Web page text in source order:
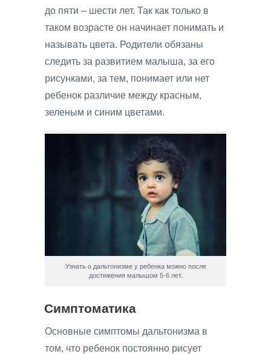
до пяти – шести лет. Так как только в
таком возрасте он начинает понимать и
называть цвета. Родители обязаны
следить за развитием малыша, за его
рисунками, за тем, понимает или нет
ребенок различие между красным,
зеленым и синим цветами.
Узнать о дальтонизме у ребенка можно после
достижения малышом 5-6 лет.
Симптоматика
Основные симптомы дальтонизма в
том, что ребенок постоянно рисует